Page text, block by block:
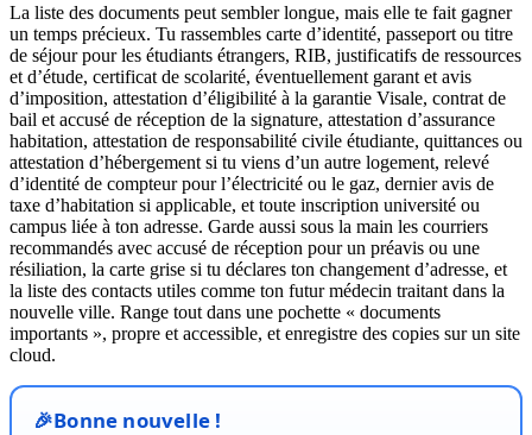
La liste des documents peut sembler longue, mais elle te fait gagner
un temps précieux. Tu rassembles carte d’identité, passeport ou titre
de séjour pour les étudiants étrangers, RIB, justificatifs de ressources
et d’étude, certificat de scolarité, éventuellement garant et avis
d’imposition, attestation d’éligibilité à la garantie Visale, contrat de
bail et accusé de réception de la signature, attestation d’assurance
habitation, attestation de responsabilité civile étudiante, quittances ou
attestation d’hébergement si tu viens d’un autre logement, relevé
d’identité de compteur pour l’électricité ou le gaz, dernier avis de
taxe d’habitation si applicable, et toute inscription université ou
campus liée à ton adresse. Garde aussi sous la main les courriers
recommandés avec accusé de réception pour un préavis ou une
résiliation, la carte grise si tu déclares ton changement d’adresse, et
la liste des contacts utiles comme ton futur médecin traitant dans la
nouvelle ville. Range tout dans une pochette « documents
importants », propre et accessible, et enregistre des copies sur un site
cloud.
🎉Bonne nouvelle !